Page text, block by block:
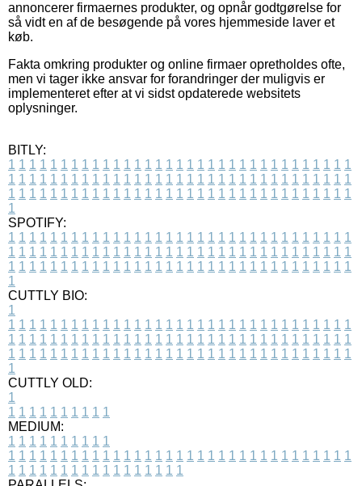
annoncerer firmaernes produkter, og opnår godtgørelse for
så vidt en af de besøgende på vores hjemmeside laver et
køb.
Fakta omkring produkter og online firmaer opretholdes ofte,
men vi tager ikke ansvar for forandringer der muligvis er
implementeret efter at vi sidst opdaterede websitets
oplysninger.
BITLY:
1 1 1 1 1 1 1 1 1 1 1 1 1 1 1 1 1 1 1 1 1 1 1 1 1 1 1 1 1 1 1 1 1
1 1 1 1 1 1 1 1 1 1 1 1 1 1 1 1 1 1 1 1 1 1 1 1 1 1 1 1 1 1 1 1 1
1 1 1 1 1 1 1 1 1 1 1 1 1 1 1 1 1 1 1 1 1 1 1 1 1 1 1 1 1 1 1 1 1
1
SPOTIFY:
1 1 1 1 1 1 1 1 1 1 1 1 1 1 1 1 1 1 1 1 1 1 1 1 1 1 1 1 1 1 1 1 1
1 1 1 1 1 1 1 1 1 1 1 1 1 1 1 1 1 1 1 1 1 1 1 1 1 1 1 1 1 1 1 1 1
1 1 1 1 1 1 1 1 1 1 1 1 1 1 1 1 1 1 1 1 1 1 1 1 1 1 1 1 1 1 1 1 1
1
CUTTLY BIO:
1
1 1 1 1 1 1 1 1 1 1 1 1 1 1 1 1 1 1 1 1 1 1 1 1 1 1 1 1 1 1 1 1 1
1 1 1 1 1 1 1 1 1 1 1 1 1 1 1 1 1 1 1 1 1 1 1 1 1 1 1 1 1 1 1 1 1
1 1 1 1 1 1 1 1 1 1 1 1 1 1 1 1 1 1 1 1 1 1 1 1 1 1 1 1 1 1 1 1 1
1
CUTTLY OLD:
1
1 1 1 1 1 1 1 1 1 1
MEDIUM:
1 1 1 1 1 1 1 1 1 1
1 1 1 1 1 1 1 1 1 1 1 1 1 1 1 1 1 1 1 1 1 1 1 1 1 1 1 1 1 1 1 1 1
1 1 1 1 1 1 1 1 1 1 1 1 1 1 1 1 1